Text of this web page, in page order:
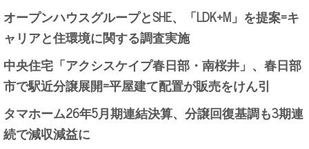
オープンハウスグループとSHE、「LDK+M」を提案=キ
ャリアと住環境に関する調査実施
中央住宅「アクシスケイプ春日部・南桜井」、春日部
市で駅近分譲展開=平屋建て配置が販売をけん引
タマホーム26年5月期連結決算、分譲回復基調も3期連
続で減収減益に